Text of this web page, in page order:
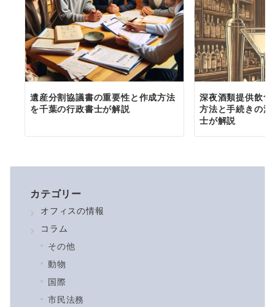
遺産分割協議書の重要性と作成方法
を千葉の行政書士が解説
深夜酒類提供飲
方法と手続きの
士が解説
カテゴリー
オフィスの情報
コラム
その他
動物
国際
市民法務